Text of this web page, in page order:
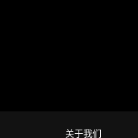
关于我们